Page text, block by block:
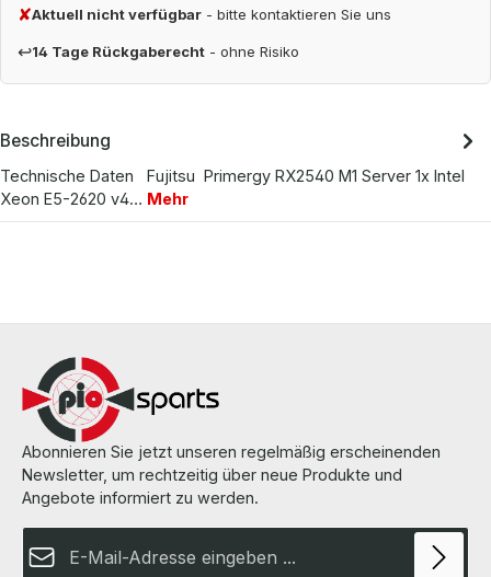
✘Aktuell nicht verfügbar - bitte kontaktieren Sie uns
↩14 Tage Rückgaberecht - ohne Risiko
Beschreibung
Technische Daten Fujitsu Primergy RX2540 M1 Server 1x Intel
Xeon E5-2620 v4… Mehr
Abonnieren Sie jetzt unseren regelmäßig erscheinenden
Newsletter, um rechtzeitig über neue Produkte und
Angebote informiert zu werden.